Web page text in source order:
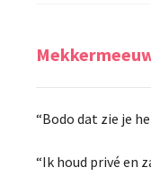
“Bodo dat zie je
“Ik houd privé en